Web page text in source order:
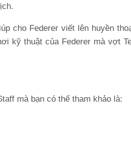
cho Federer viết lên huyền
kỹ thuật của Federer mà vợt
mà bạn có thể tham khảo là: